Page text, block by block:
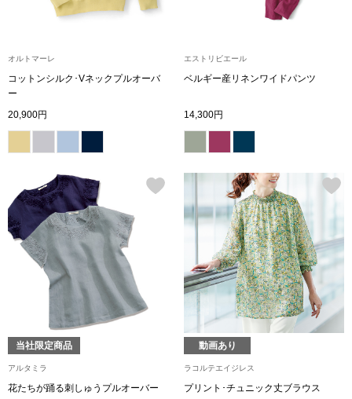
Miss Kyouko／ミスキョウコ
ランド
集
スニーカー
財布／小物
財布／コイン
革小物
ポーチ
オルトマーレ
コットンシルク･Vネックプルオーバ
ー
20,900円
エストリビエール
ベルギー産リネンワイドパンツ
14,300円
当社限定商品
アルタミラ
花たちが踊る刺しゅうプルオーバー
動画あり
ラコルテエイジレス
プリント･チュニック丈ブラウス